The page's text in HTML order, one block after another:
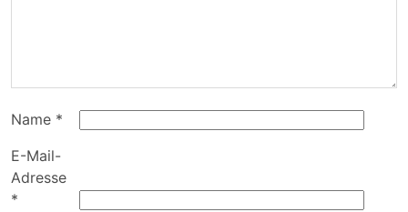
Name *
E-Mail-
Adresse
*